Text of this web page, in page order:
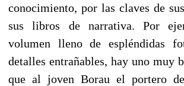
conocimiento, por las claves de
sus libros de narrativa. Por
volumen lleno de espléndidas
detalles entrañables, hay uno muy
que al joven Borau el portero